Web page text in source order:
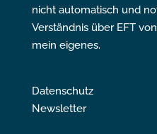
nicht automatisch und
Verständnis über EFT
mein eigenes.
Datenschutz
Newsletter